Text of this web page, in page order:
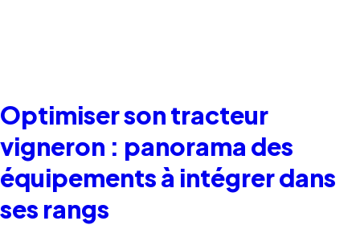
Optimiser son tracteur
vigneron : panorama des
équipements à intégrer dans
ses rangs